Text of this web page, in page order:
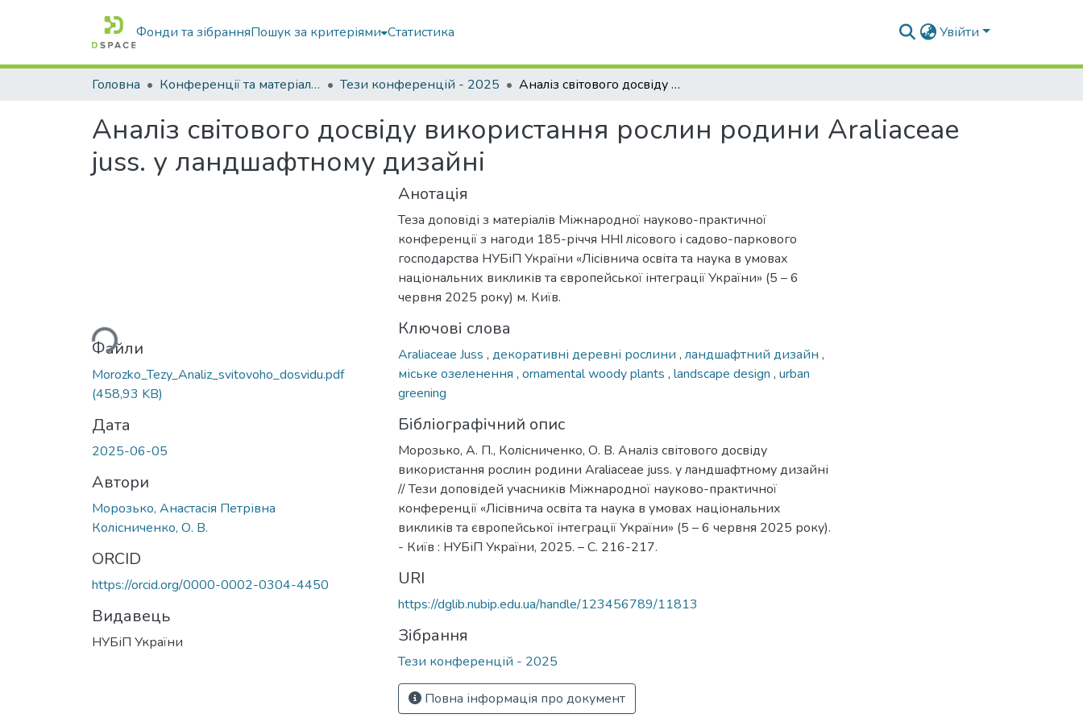
Фонди та зібранняПошук за критеріями Статистика Увійти
Головна Конференції та матеріали конференцій Тези конференцій - 2025 Аналіз світового досвіду використання рослин родини Araliaceae juss. у ландшафтному дизайні
Аналіз світового досвіду використання рослин родини Araliaceae
juss. у ландшафтному дизайні
Вантажиться...
Файли
Morozko_Tezy_Analiz_svitovoho_dosvidu.pdf
(458,93 KB)
Дата
2025-06-05
Автори
Морозько, Анастасія Петрівна
Колісниченко, О. В.
ORCID
https://orcid.org/0000-0002-0304-4450
Видавець
НУБіП України
Анотація
Теза доповіді з матеріалів Міжнародної науково-практичної
конференції з нагоди 185-річчя ННІ лісового і садово-паркового
господарства НУБіП України «Лісівнича освіта та наука в умовах
національних викликів та європейської інтеграції України» (5 – 6
червня 2025 року) м. Київ.
Ключові слова
Araliaceae Juss , декоративні деревні рослини , ландшафтний дизайн ,
міське озеленення , ornamental woody plants , landscape design , urban
greening
Бібліографічний опис
Морозько, А. П., Колісниченко, О. В. Аналіз світового досвіду
використання рослин родини Araliaceae juss. у ландшафтному дизайні
// Тези доповідей учасників Міжнародної науково-практичної
конференції «Лісівнича освіта та наука в умовах національних
викликів та європейської інтеграції України» (5 – 6 червня 2025 року).
- Київ : НУБіП України, 2025. – С. 216-217.
URI
https://dglib.nubip.edu.ua/handle/123456789/11813
Зібрання
Тези конференцій - 2025
Повна інформація про документ